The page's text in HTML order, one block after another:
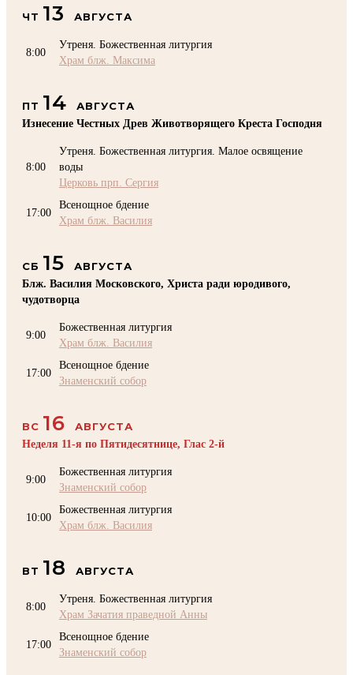
ЧТ 13 АВГУСТА
8:00
Утреня. Божественная литургия
Храм блж. Максима
ПТ 14
АВГУСТА
Изнесение Честных Древ Животворящего Креста Господня
8:00
Утреня. Божественная литургия. Малое освящение
воды
Церковь прп. Сергия
17:00
Всенощное бдение
Храм блж. Василия
СБ 15
АВГУСТА
Блж. Василия Московского, Христа ради юродивого,
чудотворца
9:00
Божественная литургия
Храм блж. Василия
17:00
Всенощное бдение
Знаменский собор
ВС 16
АВГУСТА
Неделя 11-я по Пятидесятнице, Глас 2-й
9:00
Божественная литургия
Знаменский собор
10:00
Божественная литургия
Храм блж. Василия
ВТ 18 АВГУСТА
8:00
Утреня. Божественная литургия
Храм Зачатия праведной Анны
17:00
Всенощное бдение
Знаменский собор